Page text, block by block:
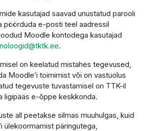
kasutajad saavad unustatud parooli
pöörduda e-posti teel aadressil
Moodle kontodega kasutajad
.
on keelatud mistahes tegevused,
Moodle’i toimimist või on vastuolus
tegevuste tuvastamisel on TTK-il
ligipääs e-õppe keskkonda.
all peetakse silmas muuhulgas, kuid
ülekoormamist päringutega,